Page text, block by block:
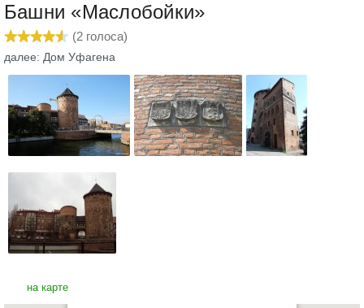
Башни «Маслобойки»
(2 голоса)
далее: Дом Уфагена
на карте